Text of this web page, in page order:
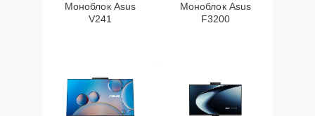
Моноблок Asus
V241
Моноблок Asus
F3200